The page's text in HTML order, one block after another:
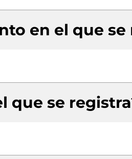
en el que se
que se